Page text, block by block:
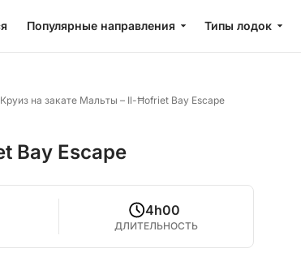
Популярные направления Типы лодок
Круиз на закате Мальты – Il-Ħofriet Bay Escape
Bay Escape
4h00
ДЛИТЕЛЬНОСТЬ